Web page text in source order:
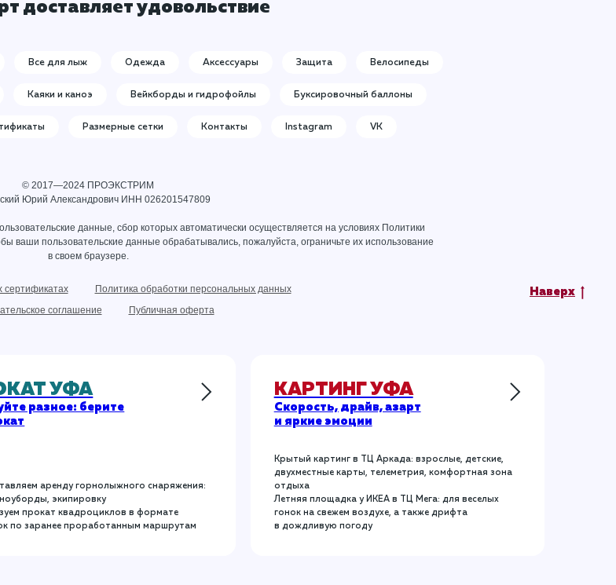
доставляет удовольствие
Все для лыж Одежда Аксессуары Защита Велосипеды
Каяки и каноэ Вейкборды и гидрофойлы Буксировочный баллоны
Размерные сетки Контакты Instagram VK
© 2017—2024 ПРОЭКСТРИМ
Юрий Александрович ИНН 026201547809
данные, сбор которых автоматически осуществляется на условиях Политики
ваши пользовательские данные обрабатывались, пожалуйста, ограничьте их использование
в своем браузере.
Политика обработки персональных данных
соглашение
Публичная оферта
Наверх
УФА
разное: берите
аренду горнолыжного снаряжения:
экипировку
прокат квадроциклов в формате
по заранее проработанным маршрутам
КАРТИНГ УФА
Скорость, драйв, азарт
и яркие эмоции
Крытый картинг в ТЦ Аркада: взрослые, детские,
двухместные карты, телеметрия, комфортная зона
отдыха
Летняя площадка у ИКЕА в ТЦ Мега: для веселых
гонок на свежем воздухе, а также дрифта
в дождливую погоду